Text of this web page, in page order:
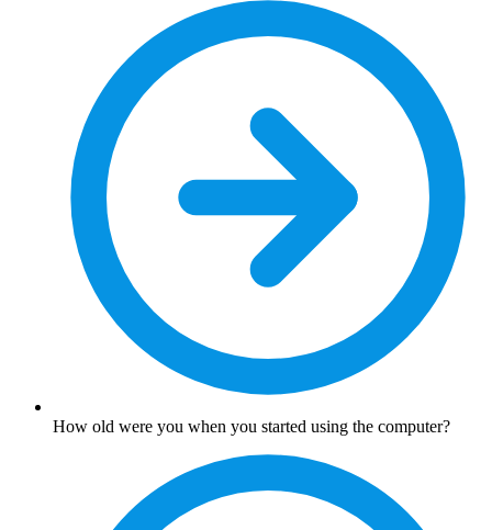
How old were you when you started using the computer?